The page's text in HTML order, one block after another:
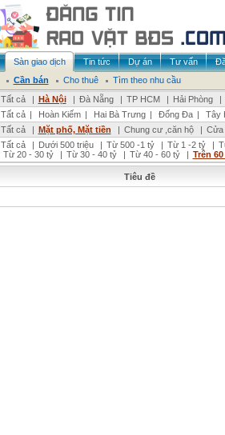
Sàn giao dịch Tin tức Dự án Tư vấn
Cần bán
Cho thuê
Tìm theo nhu cầu
Tất cả
| Hà Nội | Đà Nẵng | TP HCM | Hải Phòng |
Tất cả | Hoàn Kiếm | Hai Bà Trưng | Đống Đa | Tây
Tất cả
| Mặt phố, Mặt tiền | Chung cư ,căn hộ | Cửa
Tất cả
| Dưới 500 triệu | Từ 500 -1 tỷ | Từ 1 -2 tỷ |
Từ 20 - 30 tỷ | Từ 30 - 40 tỷ | Từ 40 - 60 tỷ | Trên
Tiêu đề